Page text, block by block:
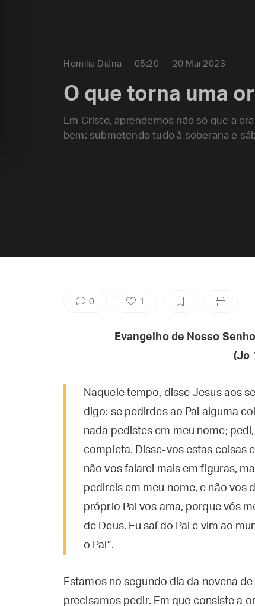
Homilia Diária 05:20 20 Mai 2023
O que torna uma
Em Cristo, aprendemos não só que a
bem: submetendo tudo à soberana e
0 1
Evangelho de Nosso
(Jo
Naquele tempo, disse Jesus aos
digo: se pedirdes ao Pai alguma
nada pedistes em meu nome;
completa. Disse-vos estas coisas
não vos falarei mais em figuras,
pedireis em meu nome, e não vos
próprio Pai vos ama, porque vós
de Deus. Eu saí do Pai e vim ao
o Pai”.
Estamos no segundo dia da novena
precisamos pedir. Em que consiste a